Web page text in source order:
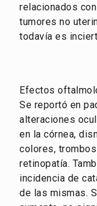
relacionados
tumores no
todavía es
Efectos
Se reportó en
alteraciones
en la córnea,
colores,
retinopatía.
incidencia de
de las mismas.